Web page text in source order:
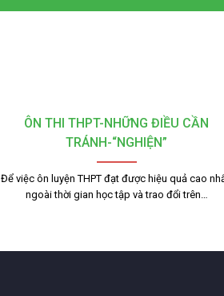
ÔN THI THPT-NHỮNG ĐIỀU CẦN
TRÁNH-“NGHIỆN”
Để việc ôn luyện THPT đạt được hiệu quả cao
ngoài thời gian học tập và trao đổi trên…